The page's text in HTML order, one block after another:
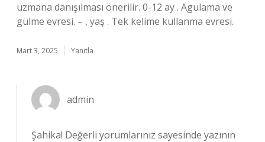
uzmana danışılması önerilir. 0-12 ay . Agulama ve
gülme evresi. – , yaş . Tek kelime kullanma evresi.
Mart 3, 2025 Yanıtla
admin
Şahika! Değerli yorumlarınız sayesinde yazının